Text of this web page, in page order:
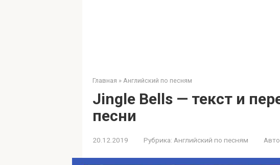
Главная » Английский по песням
Jingle Bells — текст и
песни
20.12.2019 Рубрика: Английский по песням